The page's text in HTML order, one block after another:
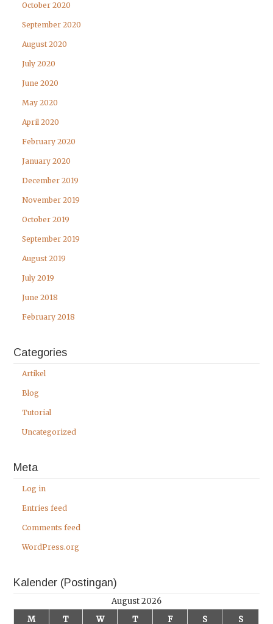
October 2020
September 2020
August 2020
July 2020
June 2020
May 2020
April 2020
February 2020
January 2020
December 2019
November 2019
October 2019
September 2019
August 2019
July 2019
June 2018
February 2018
Categories
Artikel
Blog
Tutorial
Uncategorized
Meta
Log in
Entries feed
Comments feed
WordPress.org
Kalender (Postingan)
August 2026
M
T W T F S S